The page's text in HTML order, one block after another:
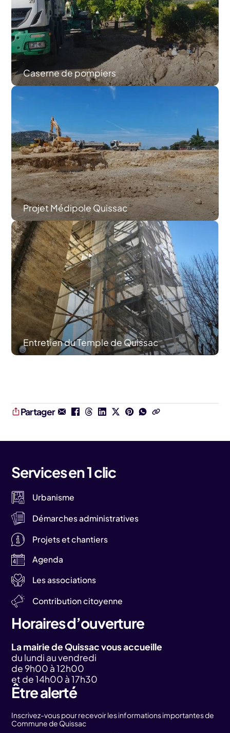
Caserne de pompiers
Projet Médipole Quissac
Entretien du Temple de Quissac
Partager
Services en 1 clic
Urbanisme
Démarches administratives
Projets et chantiers
Agenda
Les associations
Contribution citoyenne
Horaires d’ouverture
La mairie de Quissac vous accueille
du lundi au vendredi
de 9h00 à 12h00
et de 14h00 à 17h30
Être alerté
Inscrivez-vous pour recevoir les informations importantes de
Commune de Quissac